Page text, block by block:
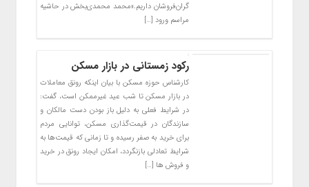
گران‌فروشان داریم.»محمد محمدی‌بخش در حاشیه
مراسم ورود […]
رکود زمستانی در بازار مسکن
کارشناس حوزه مسکن با بیان اینکه رونق معاملات
در بازار مسکن تا شب عید غیرممکن است، گفت:
در شرایط فعلی به دلیل باز بودن دست مالکان و
سازندگان در قیمت‌گذاری مسکن، توانایی مردم
برای خرید به صفر رسیده و تا زمانی که قیمت‌ها به
شرایط تعادلی بازنگردد، امکان ایجاد رونق در خرید
و فروش ها […]